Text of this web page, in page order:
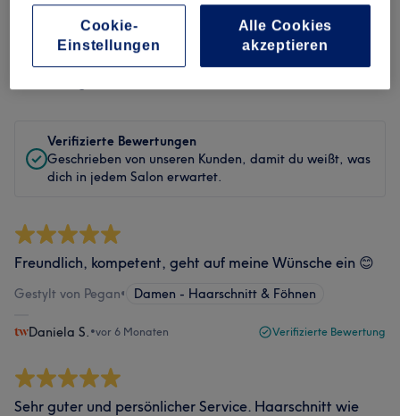
Behandlung Alle Bewertungen
Verifizierte Bewertungen
Geschrieben von unseren Kunden, damit du weißt, was
dich in jedem Salon erwartet.
Freundlich, kompetent, geht auf meine Wünsche ein 😊
Gestylt von Pegan• Damen - Haarschnitt & Föhnen
Daniela S. •vor 6 Monaten Verifizierte Bewertung
Sehr guter und persönlicher Service. Haarschnitt wie
Cookie-
Einstellungen
Alle Cookies
akzeptieren